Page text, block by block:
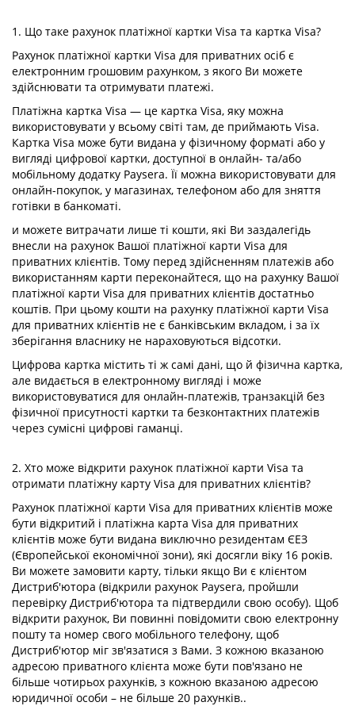
1. Що таке рахунок платіжної картки Visa та картка Visa?
Рахунок платіжної картки Visa для приватних осіб є
електронним грошовим рахунком, з якого Ви можете
здійснювати та отримувати платежі.
Платіжна картка Visa — це картка Visa, яку можна
використовувати у всьому світі там, де приймають Visa.
Картка Visa може бути видана у фізичному форматі або у
вигляді цифрової картки, доступної в онлайн- та/або
мобільному додатку Paysera. Її можна використовувати для
онлайн-покупок, у магазинах, телефоном або для зняття
готівки в банкоматі.
и можете витрачати лише ті кошти, які Ви заздалегідь
внесли на рахунок Вашої платіжної карти Visa для
приватних клієнтів. Тому перед здійсненням платежів або
використанням карти переконайтеся, що на рахунку Вашої
платіжної карти Visa для приватних клієнтів достатньо
коштів. При цьому кошти на рахунку платіжної карти Visa
для приватних клієнтів не є банківським вкладом, і за їх
зберігання власнику не нараховуються відсотки.
Цифрова картка містить ті ж самі дані, що й фізична картка,
але видається в електронному вигляді і може
використовуватися для онлайн-платежів, транзакцій без
фізичної присутності картки та безконтактних платежів
через сумісні цифрові гаманці.
2. Хто може відкрити рахунок платіжної карти Visa та
отримати платіжну карту Visa для приватних клієнтів?
Рахунок платіжної карти Visa для приватних клієнтів може
бути відкритий і платіжна карта Visa для приватних
клієнтів може бути видана виключно резидентам ЄЕЗ
(Європейської економічної зони), які досягли віку 16 років.
Ви можете замовити карту, тільки якщо Ви є клієнтом
Дистриб'ютора (відкрили рахунок Paysera, пройшли
перевірку Дистриб'ютора та підтвердили свою особу). Щоб
відкрити рахунок, Ви повинні повідомити свою електронну
пошту та номер свого мобільного телефону, щоб
Дистриб'ютор міг зв'язатися з Вами. З кожною вказаною
адресою приватного клієнта може бути пов'язано не
більше чотирьох рахунків, з кожною вказаною адресою
юридичної особи – не більше 20 рахунків..